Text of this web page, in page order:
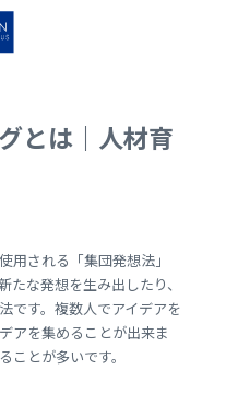
とは｜人材育
用される「集団発想法」
な発想を生み出したり、
です。複数人でアイデアを
アを集めることが出来ま
ことが多いです。